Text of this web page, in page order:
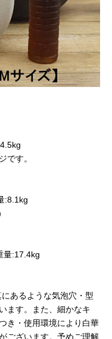
です。
:8.1kg
量:17.4kg
あるような気泡穴・型
ます。また、細かなキ
き・使用環境により白華
ございます。予めご理解